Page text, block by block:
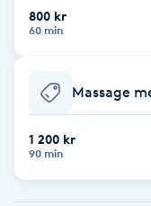
Brynfärgning
Brynplockning
Bröllopsuppsättning
C
800 kr
60 min
Massage
1 200 kr
90 min